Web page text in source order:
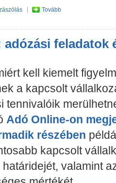
Tovább
adózási feladatok
kell kiemelt
a kapcsolt
tennivalóik
Adó Online-on
részében
kapcsolt
valamint